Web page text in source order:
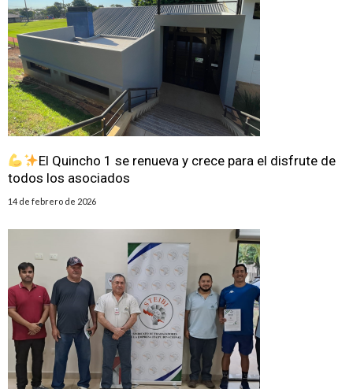
El Quincho 1 se renueva y crece para el disfrute de
todos los asociados
14 de febrero de 2026